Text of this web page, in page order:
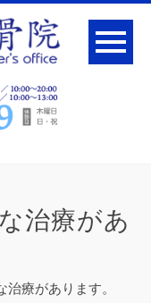
治療があ
療があります。